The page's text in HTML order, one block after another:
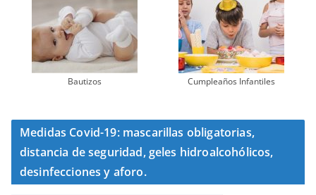
Bautizos Cumpleaños Infantiles
Medidas Covid-19: mascarillas obligatorias,
distancia de seguridad, geles hidroalcohólicos,
desinfecciones y aforo.